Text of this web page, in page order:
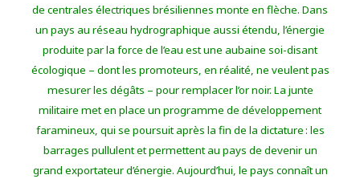
de centrales électriques brésiliennes monte en flèche. Dans
un pays au réseau hydrographique aussi étendu, l’énergie
produite par la force de l’eau est une aubaine soi-disant
écologique – dont les promoteurs, en réalité, ne veulent pas
mesurer les dégâts – pour remplacer l’or noir. La junte
militaire met en place un programme de développement
faramineux, qui se poursuit après la fin de la dictature : les
barrages pullulent et permettent au pays de devenir un
grand exportateur d’énergie. Aujourd’hui, le pays connaît un